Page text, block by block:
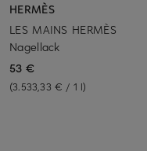
HERMÈS
LES MAINS HERMÈS
Nagellack
53 €
(3.533,33 € / 1 l)